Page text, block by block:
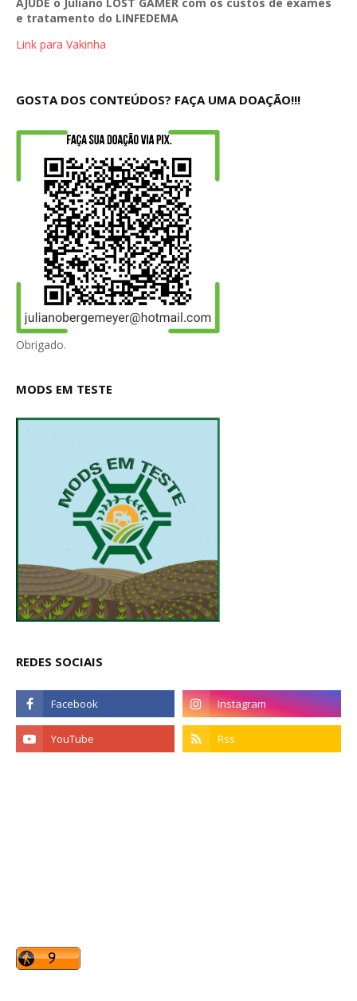
AJUDE o Juliano LOST GAMER com os custos de exames
e tratamento do LINFEDEMA
Link para Vakinha
GOSTA DOS CONTEÚDOS? FAÇA UMA DOAÇÃO!!!
Obrigado.
MODS EM TESTE
REDES SOCIAIS